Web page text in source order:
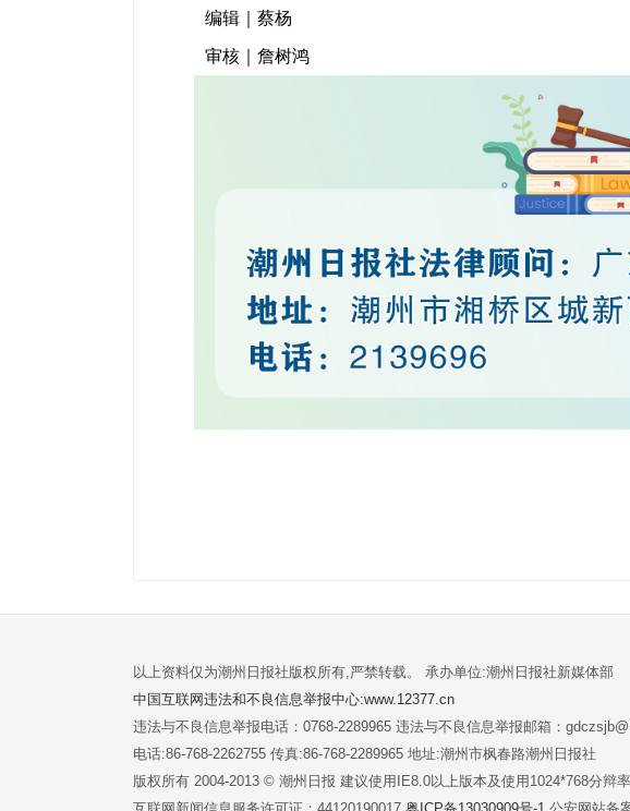
编辑｜蔡杨
审核｜詹树鸿
以上资料仅为潮州日报社版权所有,严禁转载。 承办单位:潮州日报社新媒体部
中国互联网违法和不良信息举报中心:www.12377.cn
违法与不良信息举报电话：0768-2289965 违法与不良信息举报邮箱：
电话:86-768-2262755 传真:86-768-2289965 地址:潮州市枫春路潮州日报社
版权所有 2004-2013 © 潮州日报 建议使用IE8.0以上版本及使用1024*768分辩